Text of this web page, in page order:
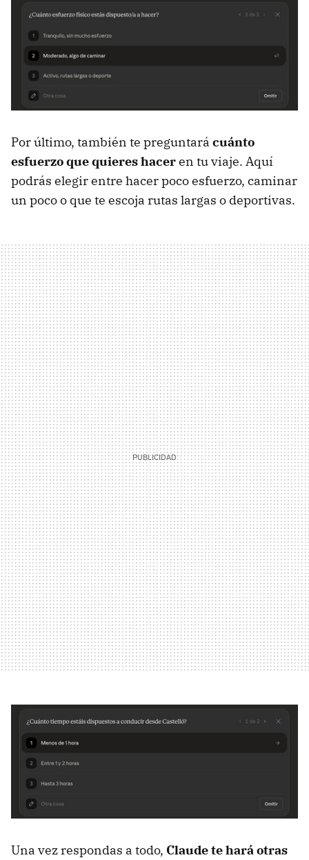
Por último, también te preguntará cuánto
esfuerzo que quieres haceren tu viaje. Aquí
podrás elegir entre hacer poco esfuerzo, caminar
un poco o que te escoja rutas largas o deportivas.
Una vez respondas a todo, Claude te hará otras